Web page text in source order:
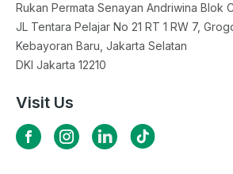
Rukan Permata Senayan Andriwina Blok
JL Tentara Pelajar No 21 RT 1 RW 7,
Kebayoran Baru, Jakarta Selatan
DKI Jakarta 12210
Visit Us